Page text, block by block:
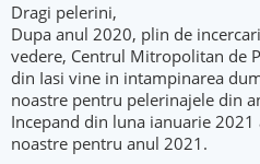
Dragi pelerini,
Dupa anul 2020, plin de
vedere, Centrul Mitropolitan de
din Iasi vine in intampinarea
noastre pentru pelerinajele din
Incepand din luna ianuarie
noastre pentru anul 2021.